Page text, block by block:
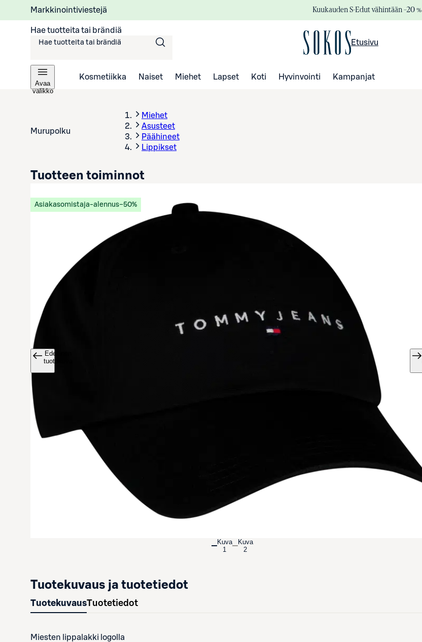
Markkinointiviestejä Kuukauden S-Edut vähintään –20 %
Hae tuotteita tai brändiä
Etusivu
Avaa
valikko
Kosmetiikka Naiset Miehet Lapset Koti Hyvinvointi Kampanjat
Murupolku
Miehet
Asusteet
Päähineet
Lippikset
Asiakasomistaja-alennus−50%
Edellinen
tuotekuva
Kuva
1
Kuva
2
Tuotteen toiminnot
Tuotekuvaus ja tuotetiedot
TuotekuvausTuotetiedot
Miesten lippalakki logolla